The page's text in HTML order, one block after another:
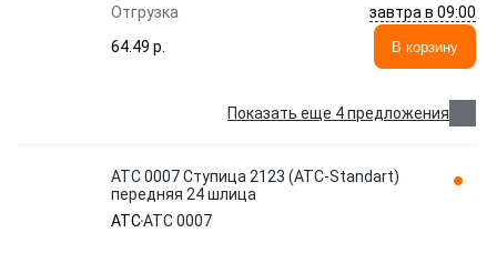
Отгрузка
завтра в 09:00
64.49 p.
В корзину
Показать еще 4 предложения
ATC 0007 Ступица 2123 (ATC-Standart)
передняя 24 шлица
ATCATC 0007